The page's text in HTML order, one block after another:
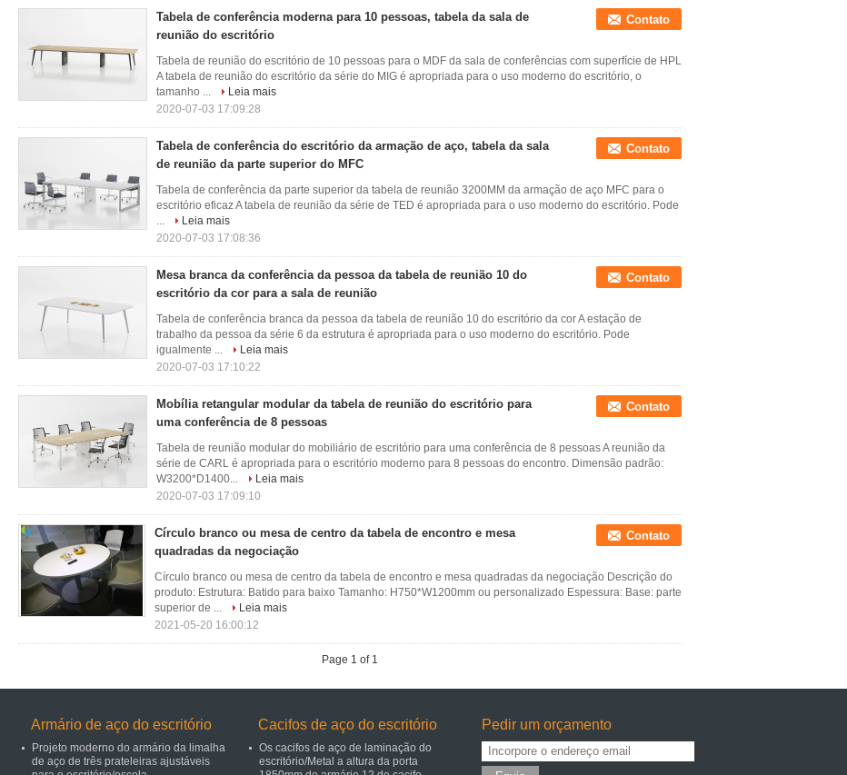
Tabela de conferência moderna para 10 pessoas, tabela da sala de
reunião do escritório
Contato
Tabela de reunião do escritório de 10 pessoas para o MDF da sala de conferências com superfície de HPL
A tabela de reunião do escritório da série do MIG é apropriada para o uso moderno do escritório, o
tamanho ...
Leia mais
2020-07-03 17:09:28
Tabela de conferência do escritório da armação de aço, tabela da sala
de reunião da parte superior do MFC
Contato
Tabela de conferência da parte superior da tabela de reunião 3200MM da armação de aço MFC para o
escritório eficaz A tabela de reunião da série de TED é apropriada para o uso moderno do escritório. Pode
...
Leia mais
2020-07-03 17:08:36
Mesa branca da conferência da pessoa da tabela de reunião 10 do
escritório da cor para a sala de reunião
Contato
Tabela de conferência branca da pessoa da tabela de reunião 10 do escritório da cor A estação de
trabalho da pessoa da série 6 da estrutura é apropriada para o uso moderno do escritório. Pode
igualmente ...
Leia mais
2020-07-03 17:10:22
Mobília retangular modular da tabela de reunião do escritório para
uma conferência de 8 pessoas
Contato
Tabela de reunião modular do mobiliário de escritório para uma conferência de 8 pessoas A reunião da
série de CARL é apropriada para o escritório moderno para 8 pessoas do encontro. Dimensão padrão:
W3200*D1400...
Leia mais
2020-07-03 17:09:10
Círculo branco ou mesa de centro da tabela de encontro e mesa
quadradas da negociação
Contato
Círculo branco ou mesa de centro da tabela de encontro e mesa quadradas da negociação Descrição do
produto: Estrutura: Batido para baixo Tamanho: H750*W1200mm ou personalizado Espessura: Base: parte
superior de ...
Leia mais
2021-05-20 16:00:12
Page 1 of 1
Armário de aço do escritório
Projeto moderno do armário da limalha
de aço de três prateleiras ajustáveis
Cacifos de aço do escritório
Os cacifos de aço de laminação do
escritório/Metal a altura da porta
Pedir um orçamento